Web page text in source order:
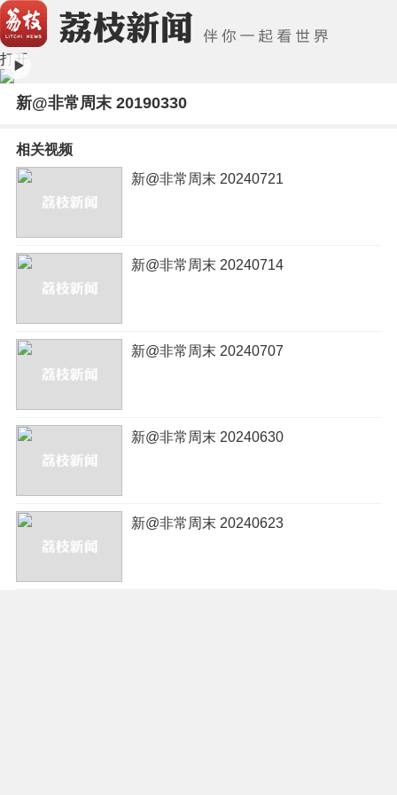
打开
新@非常周末 20190330
相关视频
新@非常周末 20240721
新@非常周末 20240714
新@非常周末 20240707
新@非常周末 20240630
新@非常周末 20240623